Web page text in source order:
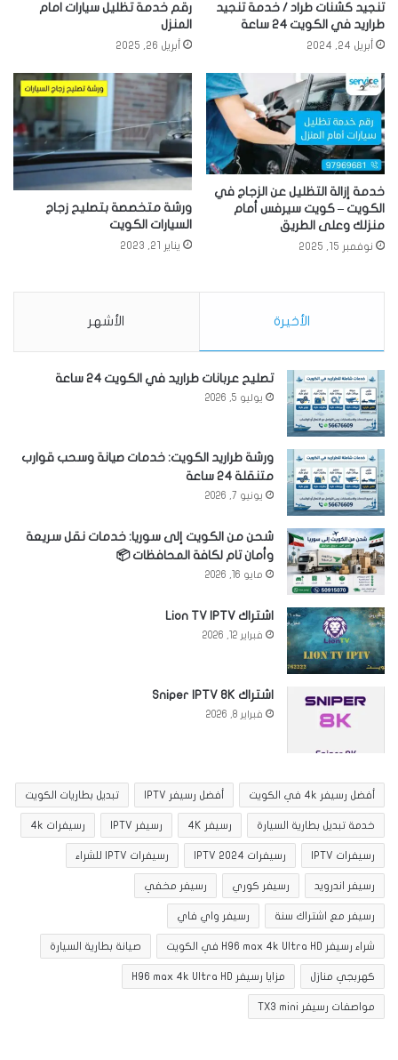
تنجيد كشنات طراد / خدمة تنجيد
طراريد في الكويت 24 ساعة
أبريل 24, 2024
رقم خدمة تظليل سيارات امام
المنزل
أبريل 26, 2025
خدمة إزالة التظليل عن الزجاج في
الكويت – كويت سيرفس أمام
منزلك وعلى الطريق
نوفمبر 15, 2025
ورشة متخصصة بتصليح زجاج
السيارات الكويت
يناير 21, 2023
الأخيرة الأشهر
تصليح عربانات طراريد في الكويت 24 ساعة
يوليو 5, 2026
ورشة طراريد الكويت: خدمات صيانة وسحب قوارب
متنقلة 24 ساعة
يونيو 7, 2026
شحن من الكويت إلى سوريا: خدمات نقل سريعة
وأمان تام لكافة المحافظات 📦
مايو 16, 2026
اشتراك Lion TV IPTV
فبراير 12, 2026
اشتراك Sniper IPTV 8K
فبراير 8, 2026
أفضل رسيفر 4k في الكويت أفضل رسيفر IPTV تبديل بطاريات الكويت
خدمة تبديل بطارية السيارة رسيفر 4K رسيفر IPTV رسيفرات 4k
رسيفرات IPTV رسيفرات IPTV 2024 رسيفرات IPTV للشراء
رسيفر اندرويد رسيفر كوري رسيفر مخفي
رسيفر مع اشتراك سنة رسيفر واي فاي
شراء رسيفر H96 max 4k Ultra HD في الكويت صيانة بطارية السيارة
كهربجي منازل مزايا رسيفر H96 max 4k Ultra HD
مواصفات رسيفر TX3 mini